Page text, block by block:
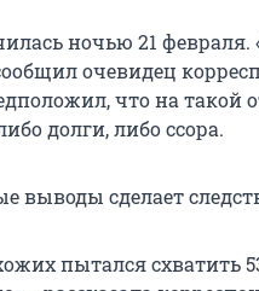
ночью 21
очевидец
что на такой
долги, либо ссора.
выводы сделает
пытался схватить